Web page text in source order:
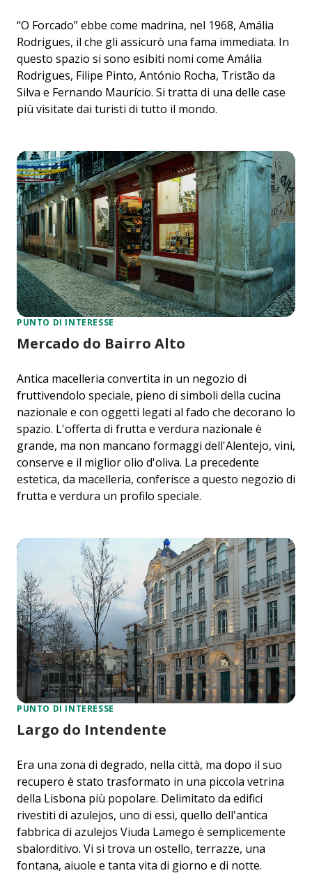
“O Forcado” ebbe come madrina, nel 1968, Amália
Rodrigues, il che gli assicurò una fama immediata. In
questo spazio si sono esibiti nomi come Amália
Rodrigues, Filipe Pinto, António Rocha, Tristão da
Silva e Fernando Maurício. Si tratta di una delle case
più visitate dai turisti di tutto il mondo.
PUNTO DI INTERESSE
Mercado do Bairro Alto
Antica macelleria convertita in un negozio di
fruttivendolo speciale, pieno di simboli della cucina
nazionale e con oggetti legati al fado che decorano lo
spazio. L'offerta di frutta e verdura nazionale è
grande, ma non mancano formaggi dell'Alentejo, vini,
conserve e il miglior olio d'oliva. La precedente
estetica, da macelleria, conferisce a questo negozio di
frutta e verdura un profilo speciale.
PUNTO DI INTERESSE
Largo do Intendente
Era una zona di degrado, nella città, ma dopo il suo
recupero è stato trasformato in una piccola vetrina
della Lisbona più popolare. Delimitato da edifici
rivestiti di azulejos, uno di essi, quello dell'antica
fabbrica di azulejos Viuda Lamego è semplicemente
sbalorditivo. Vi si trova un ostello, terrazze, una
fontana, aiuole e tanta vita di giorno e di notte.